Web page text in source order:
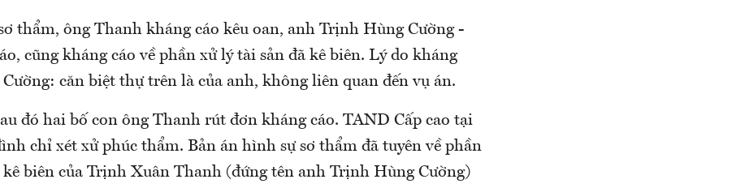
thẩm, ông Thanh kháng cáo kêu oan, anh Trịnh Hùng Cường -
cũng kháng cáo về phần xử lý tài sản đã kê biên. Lý do kháng
Cường: căn biệt thự trên là của anh, không liên quan đến vụ án.
đó hai bố con ông Thanh rút đơn kháng cáo. TAND Cấp cao tại
chỉ xét xử phúc thẩm. Bản án hình sự sơ thẩm đã tuyên về phần
kê biên của Trịnh Xuân Thanh (đứng tên anh Trịnh Hùng Cường)